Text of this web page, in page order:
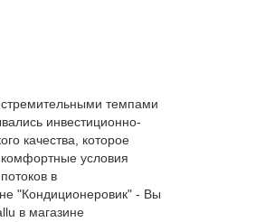
темпами
инвестиционно-
качества, которое
условия
в
"Кондиционеровик" - Вы
в магазине